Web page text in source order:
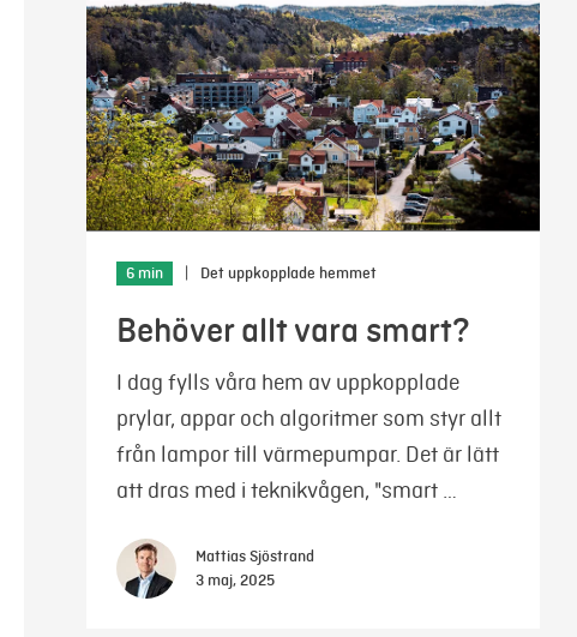
6 min Det uppkopplade hemmet
Behöver allt vara smart?
I dag fylls våra hem av uppkopplade
prylar, appar och algoritmer som styr allt
från lampor till värmepumpar. Det är lätt
att dras med i teknikvågen, "smart …
Mattias Sjöstrand
3 maj, 2025